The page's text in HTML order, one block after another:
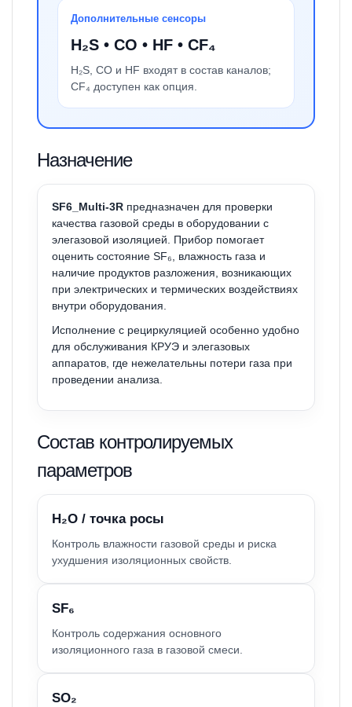
Дополнительные сенсоры
H₂S • CO • HF • CF₄
H₂S, CO и HF входят в состав каналов;
CF₄ доступен как опция.
Назначение
SF6_Multi-3R предназначен для проверки
качества газовой среды в оборудовании с
элегазовой изоляцией. Прибор помогает
оценить состояние SF₆, влажность газа и
наличие продуктов разложения, возникающих
при электрических и термических воздействиях
внутри оборудования.
Исполнение с рециркуляцией особенно удобно
для обслуживания КРУЭ и элегазовых
аппаратов, где нежелательны потери газа при
проведении анализа.
Состав контролируемых
параметров
H₂O / точка росы
Контроль влажности газовой среды и риска
ухудшения изоляционных свойств.
SF₆
Контроль содержания основного
изоляционного газа в газовой смеси.
SO₂